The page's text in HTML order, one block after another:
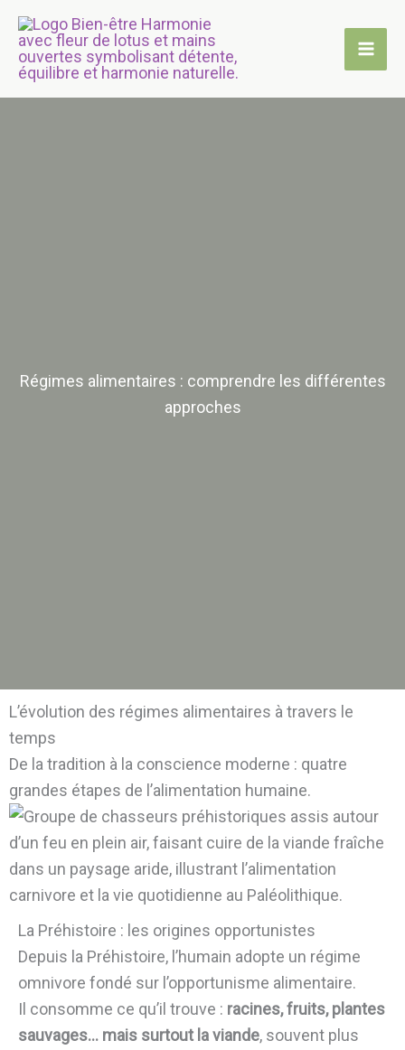
Aller
contenu
Régimes alimentaires : comprendre les différentes
approches
L’évolution des régimes alimentaires à travers le
temps
De la tradition à la conscience moderne : quatre
grandes étapes de l’alimentation humaine.
La Préhistoire : les origines opportunistes
Depuis la Préhistoire, l’humain adopte un régime
omnivore fondé sur l’opportunisme alimentaire.
Il consomme ce qu’il trouve : racines, fruits, plantes
sauvages… mais surtout la viande, souvent plus